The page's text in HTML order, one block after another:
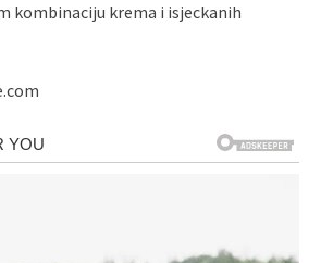
kombinaciju krema i isjeckanih